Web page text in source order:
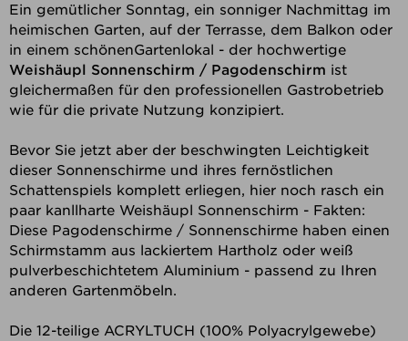
Ein gemütlicher Sonntag, ein sonniger Nachmittag im
heimischen Garten, auf der Terrasse, dem Balkon oder
in einem schönenGartenlokal - der hochwertige
Weishäupl Sonnenschirm / Pagodenschirm ist
gleichermaßen für den professionellen Gastrobetrieb
wie für die private Nutzung konzipiert.
Bevor Sie jetzt aber der beschwingten Leichtigkeit
dieser Sonnenschirme und ihres fernöstlichen
Schattenspiels komplett erliegen, hier noch rasch ein
paar kanllharte Weishäupl Sonnenschirm - Fakten:
Diese Pagodenschirme / Sonnenschirme haben einen
Schirmstamm aus lackiertem Hartholz oder weiß
pulverbeschichtetem Aluminium - passend zu Ihren
anderen Gartenmöbeln.
Die 12-teilige ACRYLTUCH (100% Polyacrylgewebe)